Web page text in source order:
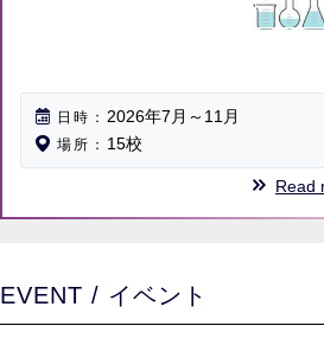
日時 2026年7月～11月
場所 15校
Read
EVENT / イベント